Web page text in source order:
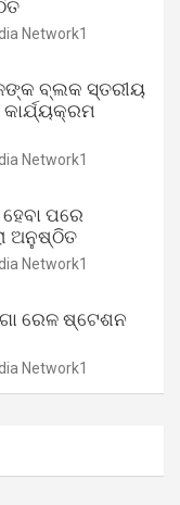
Network1
ବ୍ଲକ ସ୍ତରୀୟ
Network1
ହେବା ପରେ
ଅନୁଷ୍ଠିତ
Network1
ରେଳ ଷ୍ଟେଶନ
Network1